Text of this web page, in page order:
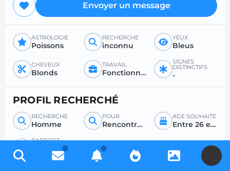
Envoyer un message
ASTROLOGIE
Poissons
RECHERCHE
inconnu
YEUX
Bleus
CHEVEUX
Blonds
TRAVAIL
Fonctionnaire secrétariat
SIGNES
DISTINCTIFS
-
PROFIL RECHERCHÉ
RECHERCHE
Homme
POUR
Rencontre sérieuse
ÂGE SOUHAITÉ
Entre 26 et 50
RAPPORT